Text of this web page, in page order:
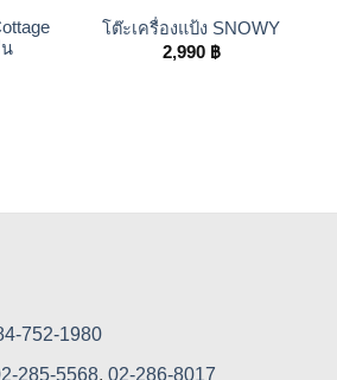
โต๊ะเครื่องแป้ง SNOWY
2,990 ฿
752-1980
285-5568, 02-286-8017